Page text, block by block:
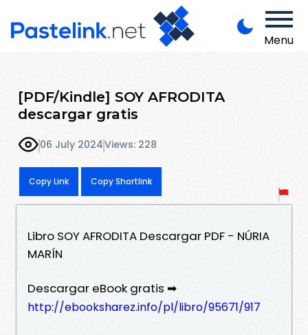
Menu
[PDF/Kindle] SOY AFRODITA
descargar gratis
06 July 2024Views: 228
Copy Link Copy Shortlink
Libro SOY AFRODITA Descargar PDF - NÚRIA
MARÍN
Descargar eBook gratis ➡
http://ebooksharez.info/pl/libro/95671/917